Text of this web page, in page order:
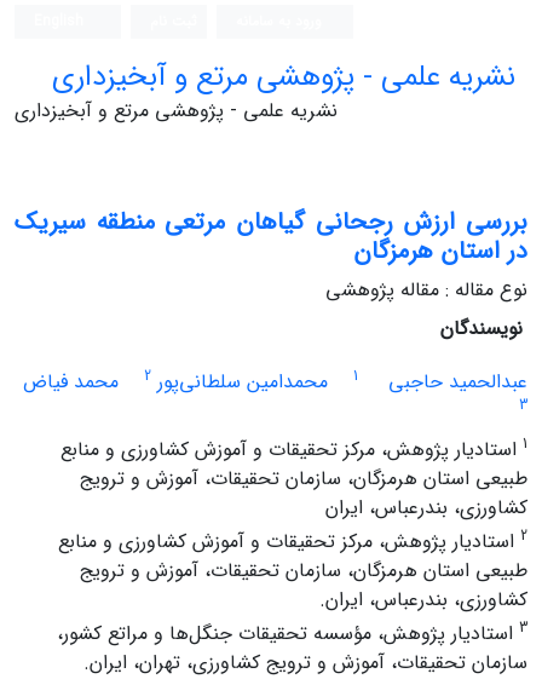
نشریه علمی - پژوهشی مرتع و آبخیزداری
نشریه علمی - پژوهشی مرتع و آبخیزداری
بررسی ارزش رجحانی گیاهان مرتعی منطقه سیریک
در استان هرمزگان
نوع مقاله : مقاله پژوهشی
نویسندگان
عبدالحمید حاجبی
1 محمدامین سلطانی‌پور 2 محمد فیاض
3
1 استادیار پژوهش، مرکز تحقیقات و آموزش کشاورزی و منابع
طبیعی استان هرمزگان، سازمان تحقیقات، آموزش و ترویج
کشاورزی، بندرعباس، ایران
2 استادیار پژوهش، مرکز تحقیقات و آموزش کشاورزی و منابع
طبیعی استان هرمزگان، سازمان تحقیقات، آموزش و ترویج
کشاورزی، بندرعباس، ایران.
3 استادیار پژوهش، مؤسسه تحقیقات جنگل‌ها و مراتع کشور،
سازمان تحقیقات، آموزش و ترویج کشاورزی، تهران، ایران.